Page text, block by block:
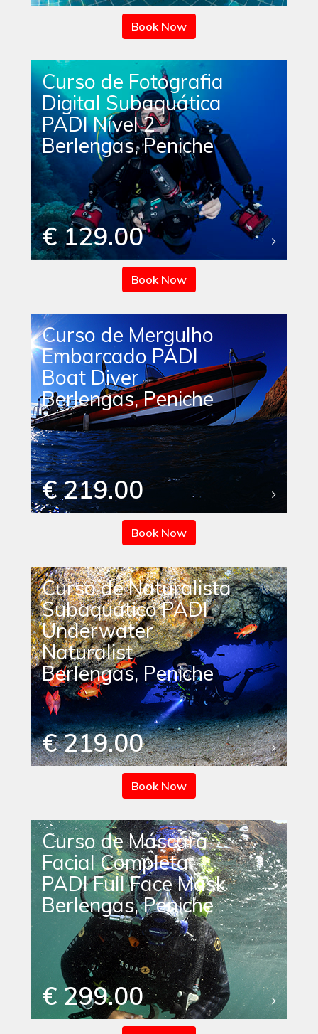
Book Now
Curso de Fotografia
Digital Subaquática
PADI Nível 2
Berlengas, Peniche
€ 129.00
Book Now
Curso de Mergulho
Embarcado PADI
Boat Diver
Berlengas, Peniche
€ 219.00
Book Now
Curso de Naturalista
Subaquático PADI
Underwater
Naturalist
Berlengas, Peniche
€ 219.00
Book Now
Curso de Máscara
Facial Completa
PADI Full Face Mask
Berlengas, Peniche
€ 299.00